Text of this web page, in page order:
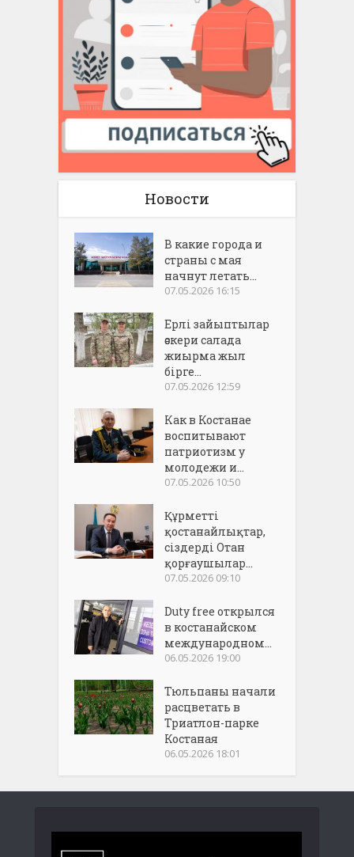
Новости
В какие города и
страны с мая
начнут летать...
07.05.2026 16:15
Ерлі зайыптылар
әскери салада
жиырма жыл
бірге...
07.05.2026 12:59
Как в Костанае
воспитывают
патриотизм у
молодежи и...
07.05.2026 10:50
Құрметті
қостанайлықтар,
сіздерді Отан
қорғаушылар...
07.05.2026 09:10
Duty free открылся
в костанайском
международном...
06.05.2026 19:00
Тюльпаны начали
расцветать в
Триатлон-парке
Костаная
06.05.2026 18:01